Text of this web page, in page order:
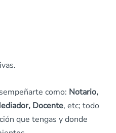
como: Notario,
Docente, etc; todo
que tengas y donde